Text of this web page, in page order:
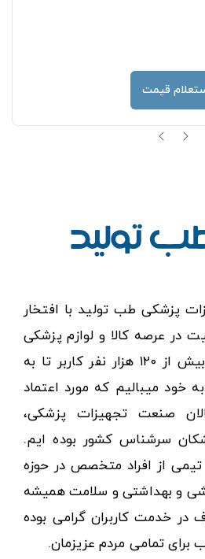
قیمت
پزشکی طب تولید با افتخار
فعالیت در عرصه کالا و لوازم پزشکی
توانسته مورد اعتماد بیش از ۱۲۰ هزار نفر کاربر تا به
به خود میبالیم که مورد اعتماد
صنعت تجهیزات پزشکی،
سرشناس کشور بوده ایم.
تیمی از افراد متخصص در حوزه
و بهداشتی و سلامت همیشه
در خدمت کاربران گرامی بوده
تمامی مردم عزیزمان.